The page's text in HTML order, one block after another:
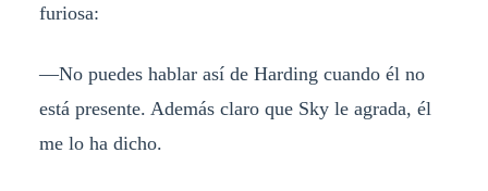
furiosa:
—No puedes hablar así de Harding cuando él no
está presente. Además claro que Sky le agrada, él
me lo ha dicho.